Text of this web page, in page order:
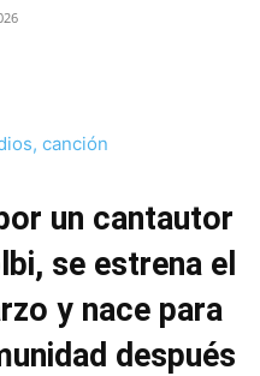
un cantautor
se estrena el
y nace para
después